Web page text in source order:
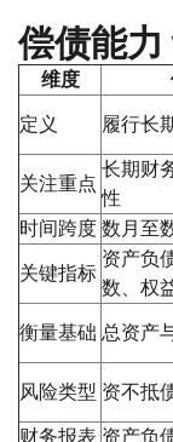
偿债能
维度
定义
履行长
关注重点
长期财
性
时间跨度 数月至
关键指标
资产负
数、权
衡量基础 总资产
风险类型 资不抵
财务报表 资产负